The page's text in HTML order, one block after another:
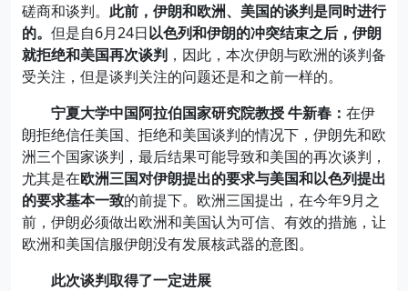
磋商和谈判。 此前，伊朗和欧洲、美国的谈判是同时进行
的。 但是自6月24日以色列和伊朗的冲突结束之后，伊朗
就拒绝和美国再次谈判 ，因此，本次伊朗与欧洲的谈判备
受关注，但是谈判关注的问题还是和之前一样的。
宁夏大学中国阿拉伯国家研究院教授 牛新春： 在伊
朗拒绝信任美国、拒绝和美国谈判的情况下，伊朗先和欧
洲三个国家谈判，最后结果可能导致和美国的再次谈判，
尤其是在欧洲三国对伊朗提出的要求与美国和以色列提出
的要求基本一致的前提下。欧洲三国提出，在今年9月之
前，伊朗必须做出欧洲和美国认为可信、有效的措施，让
欧洲和美国信服伊朗没有发展核武器的意图。
此次谈判取得了一定进展